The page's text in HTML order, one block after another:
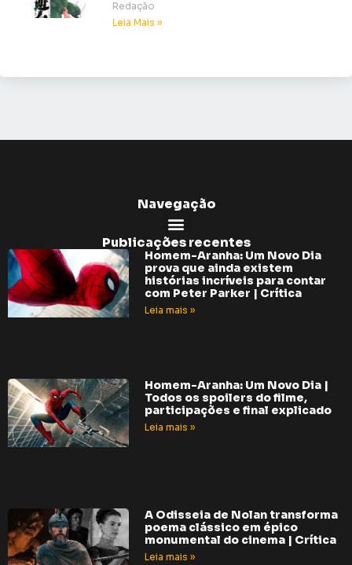
Redação
Leia Mais »
Navegação
Publicações recentes
Homem-Aranha: Um Novo Dia
prova que ainda existem
histórias incríveis para contar
com Peter Parker | Crítica
Leia mais »
Homem-Aranha: Um Novo Dia |
Todos os spoilers do filme,
participações e final explicado
Leia mais »
A Odisseia de Nolan transforma
poema clássico em épico
monumental do cinema | Crítica
Leia mais »